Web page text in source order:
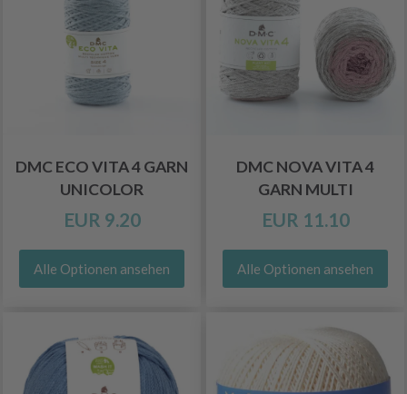
DMC ECO VITA 4 GARN
UNICOLOR
EUR 9.20
Alle Optionen ansehen
DMC NOVA VITA 4
GARN MULTI
EUR 11.10
Alle Optionen ansehen